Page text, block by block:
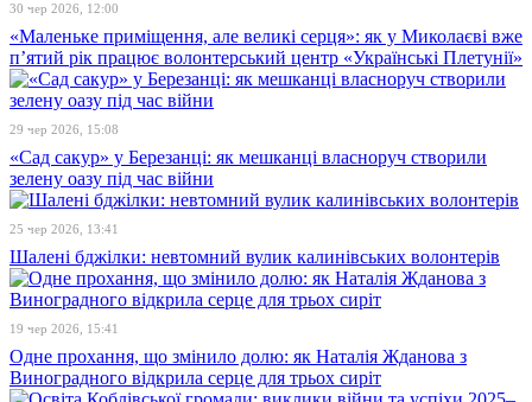
30 чер 2026, 12:00
«Маленьке приміщення, але великі серця»: як у Миколаєві вже
п’ятий рік працює волонтерський центр «Українські Плетунії»
29 чер 2026, 15:08
«Сад сакур» у Березанці: як мешканці власноруч створили
зелену оазу під час війни
25 чер 2026, 13:41
Шалені бджілки: невтомний вулик калинівських волонтерів
19 чер 2026, 15:41
Одне прохання, що змінило долю: як Наталія Жданова з
Виноградного відкрила серце для трьох сиріт